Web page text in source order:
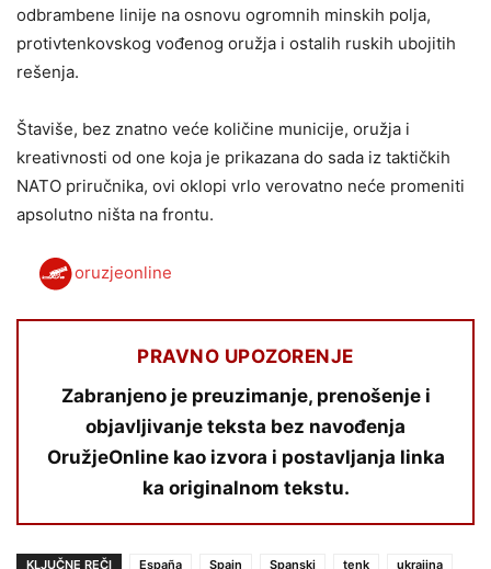
odbrambene linije na osnovu ogromnih minskih polja,
protivtenkovskog vođenog oružja i ostalih ruskih ubojitih
rešenja.
Štaviše, bez znatno veće količine municije, oružja i
kreativnosti od one koja je prikazana do sada iz taktičkih
NATO priručnika, ovi oklopi vrlo verovatno neće promeniti
apsolutno ništa na frontu.
oruzjeonline
PRAVNO UPOZORENJE
Zabranjeno je preuzimanje, prenošenje i
objavljivanje teksta bez navođenja
OružjeOnline kao izvora i postavljanja linka
ka originalnom tekstu.
KLJUČNE REČI España Spain Spanski tenk ukrajina